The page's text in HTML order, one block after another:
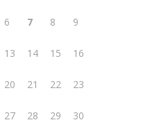
6 7 8 9
13 14 15 16
20 21 22 23
27 28 29 30